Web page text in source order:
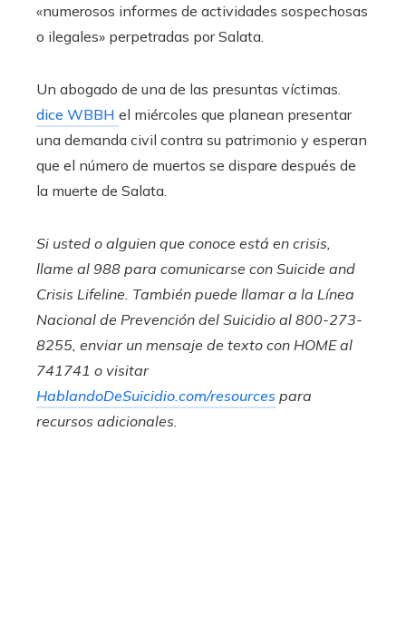
«numerosos informes de actividades sospechosas
o ilegales» perpetradas por Salata.
Un abogado de una de las presuntas víctimas.
dice WBBH el miércoles que planean presentar
una demanda civil contra su patrimonio y esperan
que el número de muertos se dispare después de
la muerte de Salata.
Si usted o alguien que conoce está en crisis,
llame al 988 para comunicarse con Suicide and
Crisis Lifeline. También puede llamar a la Línea
Nacional de Prevención del Suicidio al 800-273-
8255, enviar un mensaje de texto con HOME al
741741 o visitar
HablandoDeSuicidio.com/resources para
recursos adicionales.